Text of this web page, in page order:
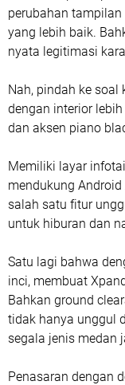
perubahan
yang lebih baik.
nyata legitimasi
Nah, pindah ke soal
dengan interior
dan aksen piano
Memiliki layar
mendukung
salah satu fitur
untuk hiburan dan
Satu lagi bahwa
inci, membuat
Bahkan ground
tidak hanya unggul
segala jenis medan
Penasaran dengan